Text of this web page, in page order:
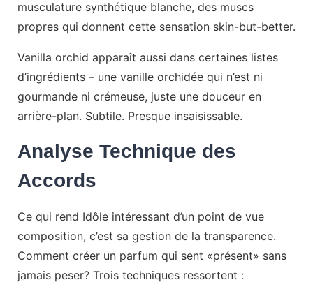
musculature synthétique blanche, des muscs
propres qui donnent cette sensation skin-but-better.
Vanilla orchid apparaît aussi dans certaines listes
d’ingrédients – une vanille orchidée qui n’est ni
gourmande ni crémeuse, juste une douceur en
arrière-plan. Subtile. Presque insaisissable.
Analyse Technique des
Accords
Ce qui rend Idôle intéressant d’un point de vue
composition, c’est sa gestion de la transparence.
Comment créer un parfum qui sent «présent» sans
jamais peser? Trois techniques ressortent :